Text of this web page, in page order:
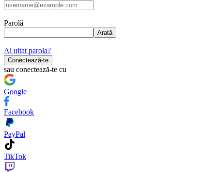
Parolă
Arată
Ai uitat parola?
Conectează-te
sau conectează-te cu
Google
Facebook
PayPal
TikTok